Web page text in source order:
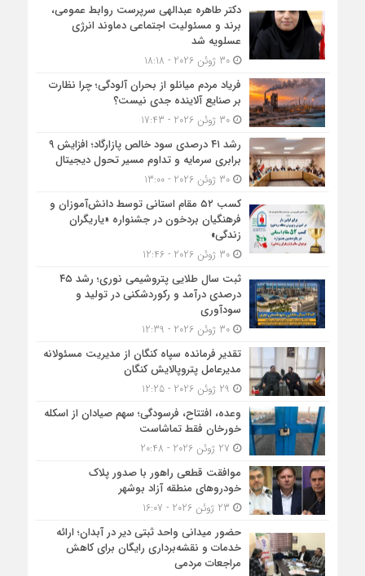
دکتر طاهره عبدالهی سرپرست روابط عمومی،
برند و مسئولیت اجتماعی دماوند انرژی
عسلویه شد
30 ژوئن 2026 - 18:18
فریاد مردم میانلو از بحران آلودگی؛ چرا نظارت
بر صنایع آلاینده جدی نیست؟
30 ژوئن 2026 - 17:43
رشد ۴۱ درصدی سود خالص پازارگاد؛ افزایش ۹
برابری سرمایه و تداوم مسیر تحول دیجیتال
30 ژوئن 2026 - 13:00
کسب ۵۲ مقام استانی توسط دانش‌آموزان و
فرهنگیان بردخون در جشنواره «یاریگران
زندگی»
30 ژوئن 2026 - 12:46
ثبت سال طلایی پتروشیمی نوری؛ رشد ۴۵
درصدی درآمد و رکوردشکنی در تولید و
سودآوری
30 ژوئن 2026 - 12:39
تقدیر فرمانده سپاه کنگان از مدیریت مسئولانه
مدیرعامل پتروپالایش کنگان
وعده، افتتاح، فرسودگی؛ سهم صیادان از اسکله
خورخان فقط تماشاست
موافقت قطعی راهور با صدور پلاک
خودروهای منطقه آزاد بوشهر
حضور میدانی واحد ثبتی دیر در آبدان؛ ارائه
خدمات و نقشه‌برداری رایگان برای کاهش
مراجعات مردمی